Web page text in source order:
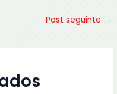
Post seguinte →